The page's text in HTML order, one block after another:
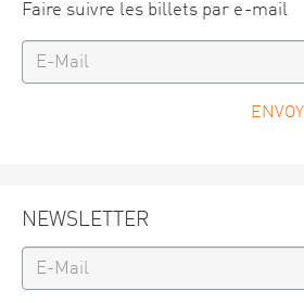
Faire suivre les billets par e-mail
NEWSLETTER